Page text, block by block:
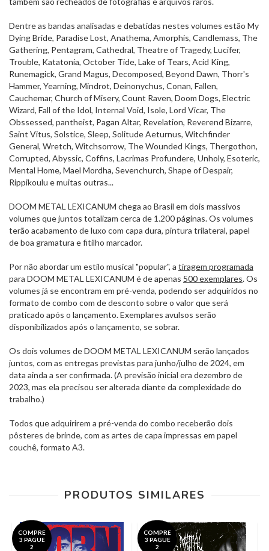
Dentre as bandas analisadas e debatidas nestes volumes estão My
Dying Bride, Paradise Lost, Anathema, Amorphis, Candlemass, The
Gathering, Pentagram, Cathedral, Theatre of Tragedy, Lucifer,
Trouble, Katatonia, October Tide, Lake of Tears, Acid King,
Runemagick, Grand Magus, Decomposed, Beyond Dawn, Thorr's
Hammer, Yearning, Mindrot, Deinonychus, Conan, Fallen,
Cauchemar, Church of Misery, Count Raven, Doom Dogs, Electric
Wizard, Fall of the Idol, Internal Void, Isole, Lord Vicar, The
Obssessed, pantheist, Pagan Altar, Revelation, Reverend Bizarre,
Saint Vitus, Solstice, Sleep, Solitude Aeturnus, Witchfinder
General, Wretch, Witchsorrow, The Wounded Kings, Thergothon,
Corrupted, Abyssic, Coffins, Lacrimas Profundere, Unholy, Esoteric,
Mental Home, Mael Mordha, Sevenchurch, Shape of Despair,
Rippikoulu e muitas outras...
DOOM METAL LEXICANUM chega ao Brasil em dois massivos
volumes que juntos totalizam cerca de 1.200 páginas. Os volumes
terão acabamento de luxo com capa dura, pintura trilateral, papel
de boa gramatura e fitilho marcador.
Por não abordar um estilo musical "popular", a tiragem programada
para DOOM METAL LEXICANUM é de apenas 500 exemplares. Os
volumes já se encontram em pré-venda, podendo ser adquiridos no
formato de combo com de desconto sobre o valor que será
praticado após o lançamento. Exemplares avulsos serão
disponibilizados após o lançamento, se sobrar.
Os dois volumes de DOOM METAL LEXICANUM serão lançados
juntos, com as entregas previstas para junho/julho de 2024, em
data ainda a ser confirmada. (A previsão inicial era dezembro de
2023, mas ela precisou ser alterada diante da complexidade do
trabalho.)
Todos que adquirirem a pré-venda do combo receberão dois
pôsteres de brinde, com as artes de capa impressas em papel
couchê, formato A3.
PRODUTOS SIMILARES
COMPRE
3 PAGUE
2
COMPRE
3 PAGUE
2